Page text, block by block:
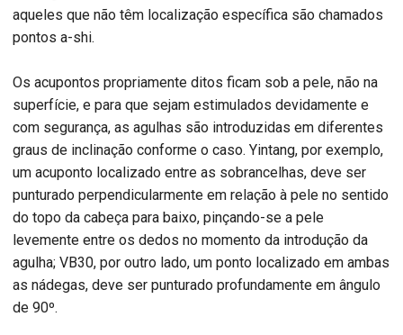
aqueles que não têm localização específica são chamados
pontos a-shi.
Os acupontos propriamente ditos ficam sob a pele, não na
superfície, e para que sejam estimulados devidamente e
com segurança, as agulhas são introduzidas em diferentes
graus de inclinação conforme o caso. Yintang, por exemplo,
um acuponto localizado entre as sobrancelhas, deve ser
punturado perpendicularmente em relação à pele no sentido
do topo da cabeça para baixo, pinçando-se a pele
levemente entre os dedos no momento da introdução da
agulha; VB30, por outro lado, um ponto localizado em ambas
as nádegas, deve ser punturado profundamente em ângulo
de 90º.